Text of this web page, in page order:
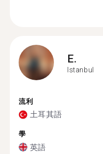
E.
Istanbul
流利
土耳其語
學
英語